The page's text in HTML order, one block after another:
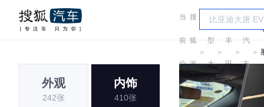
当
前
位
置:
搜
狐
汽
车
＞
车
型
大
全
＞
丰
田
＞
广
汽
丰
田
＞
外观
242张
内饰
410张